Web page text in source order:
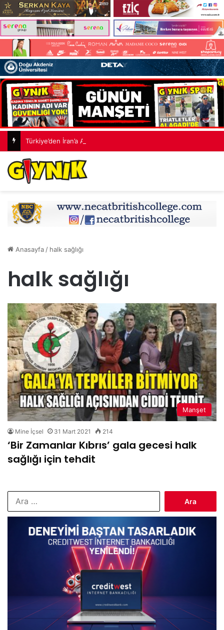
Türkiye’den İran’a Anlaşma Mesajı
Anasayfa / halk sağlığı
halk sağlığı
Manşet
Mine İçsel 31 Mart 2021 214
‘Bir Zamanlar Kıbrıs’ gala gecesi halk
sağlığı için tehdit